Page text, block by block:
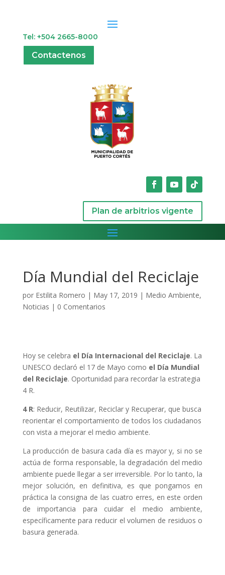
Tel: +504 2665-8000
Contactenos
Plan de arbitrios vigente
Día Mundial del Reciclaje
por Estilita Romero | May 17, 2019 | Medio Ambiente,
Noticias | 0 Comentarios
Hoy se celebra el Día Internacional del Reciclaje. La
UNESCO declaró el 17 de Mayo como el Día Mundial
del Reciclaje. Oportunidad para recordar la estrategia
4 R.
4 R: Reducir, Reutilizar, Reciclar y Recuperar, que busca
reorientar el comportamiento de todos los ciudadanos
con vista a mejorar el medio ambiente.
La producción de basura cada día es mayor y, si no se
actúa de forma responsable, la degradación del medio
ambiente puede llegar a ser irreversible. Por lo tanto, la
mejor solución, en definitiva, es que pongamos en
práctica la consigna de las cuatro erres, en este orden
de importancia para cuidar el medio ambiente,
específicamente para reducir el volumen de residuos o
basura generada.